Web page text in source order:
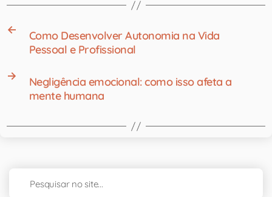
←
Como Desenvolver Autonomia na Vida
Pessoal e Profissional
→
Negligência emocional: como isso afeta a
mente humana